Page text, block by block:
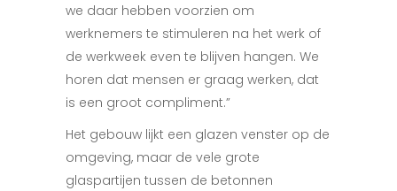
we daar hebben voorzien om
werknemers te stimuleren na het werk of
de werkweek even te blijven hangen. We
horen dat mensen er graag werken, dat
is een groot compliment.”
Het gebouw lijkt een glazen venster op de
omgeving, maar de vele grote
glaspartijen tussen de betonnen